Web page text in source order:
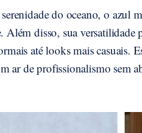
do oceano, o azul
Além disso, sua versatilidade
até looks mais casuais.
ar de profissionalismo sem